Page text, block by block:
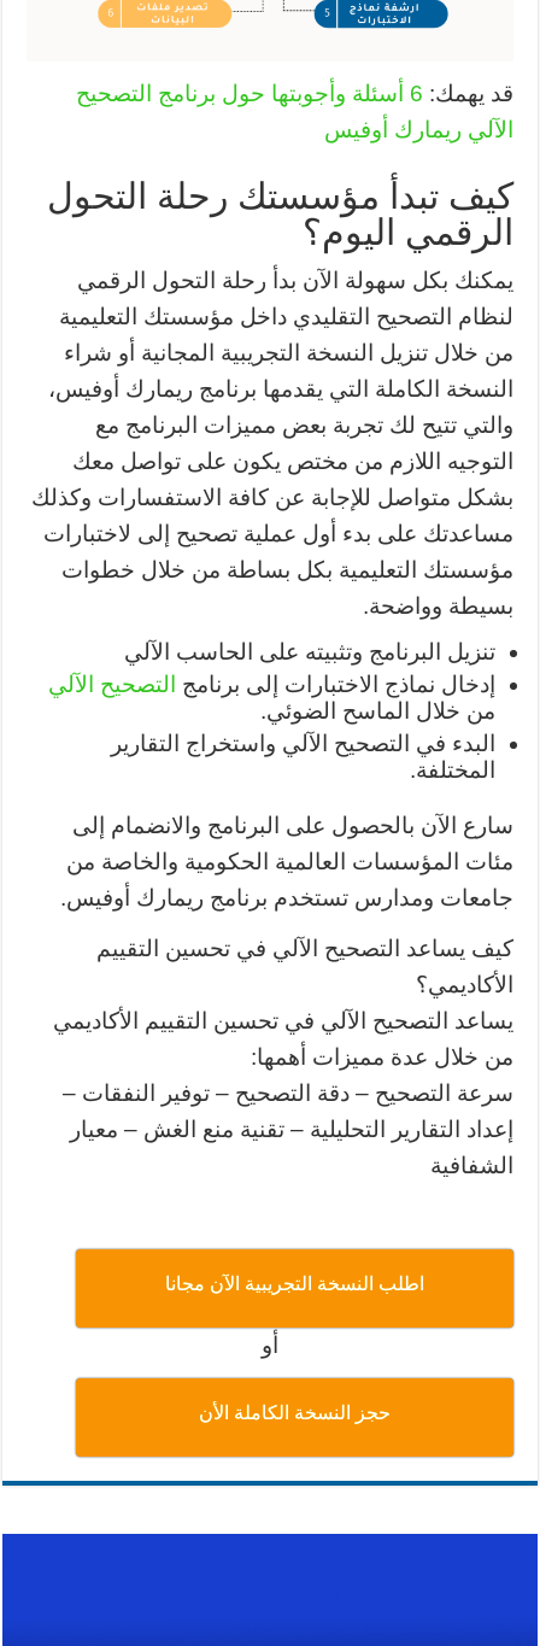
قد يهمك:
6 أسئلة وأجوبتها حول برنامج التصحيح
الآلي ريمارك أوفيس
كيف تبدأ مؤسستك رحلة التحول
الرقمي اليوم؟
يمكنك بكل سهولة الآن بدأ رحلة التحول الرقمي
لنظام التصحيح التقليدي داخل مؤسستك التعليمية
من خلال تنزيل النسخة التجريبية المجانية أو شراء
النسخة الكاملة التي يقدمها برنامج ريمارك أوفيس،
والتي تتيح لك تجربة بعض مميزات البرنامج مع
التوجيه اللازم من مختص يكون على تواصل معك
بشكل متواصل للإجابة عن كافة الاستفسارات وكذلك
مساعدتك على بدء أول عملية تصحيح إلى لاختبارات
مؤسستك التعليمية بكل بساطة من خلال خطوات
بسيطة وواضحة.
تنزيل البرنامج وتثبيته على الحاسب الآلي
إدخال نماذج الاختبارات إلى برنامج التصحيح الآلي
من خلال الماسح الضوئي.
البدء في التصحيح الآلي واستخراج التقارير
المختلفة.
سارع الآن بالحصول على البرنامج والانضمام إلى
مئات المؤسسات العالمية الحكومية والخاصة من
جامعات ومدارس تستخدم برنامج ريمارك أوفيس.
كيف يساعد التصحيح الآلي في تحسين التقييم
الأكاديمي؟
يساعد التصحيح الآلي في تحسين التقييم الأكاديمي
من خلال عدة مميزات أهمها:
سرعة التصحيح – دقة التصحيح – توفير النفقات –
إعداد التقارير التحليلية – تقنية منع الغش – معيار
الشفافية
اطلب النسخة التجريبية الآن مجانا
أو
حجز النسخة الكاملة الأن